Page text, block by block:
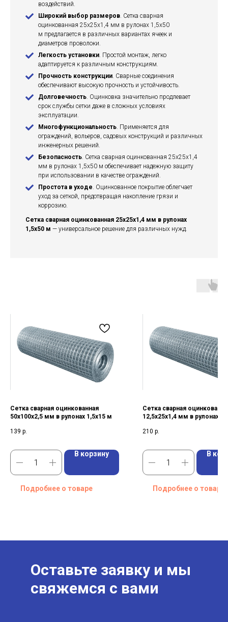
воздействий.
Широкий выбор размеров. Сетка сварная
оцинкованная 25х25х1,4 мм в рулонах 1,5х50
м предлагается в различных вариантах ячеек и
диаметров проволоки.
Легкость установки. Простой монтаж, легко
адаптируется к различным конструкциям.
Прочность конструкции. Сварные соединения
обеспечивают высокую прочность и устойчивость.
Долговечность. Оцинковка значительно продлевает
срок службы сетки даже в сложных условиях
эксплуатации.
Многофункциональность. Применяется для
ограждений, вольеров, садовых конструкций и различных
инженерных решений.
Безопасность. Сетка сварная оцинкованная 25х25х1,4
мм в рулонах 1,5х50 м обеспечивает надежную защиту
при использовании в качестве ограждений.
Простота в уходе. Оцинкованное покрытие облегчает
уход за сеткой, предотвращая накопление грязи и
коррозию.
Сетка сварная оцинкованная 25х25х1,4 мм в рулонах
1,5х50 м — универсальное решение для различных нужд.
Сетка сварная оцинкованная
50х100х2,5 мм в рулонах 1,5х15 м
139 р.
В корзину
Подробнее о товаре
Сетка сварная
12,5х25х1,4 мм в рулонах
210 р.
В
Подробнее о товаре
Оставьте заявку и мы
свяжемся с вами